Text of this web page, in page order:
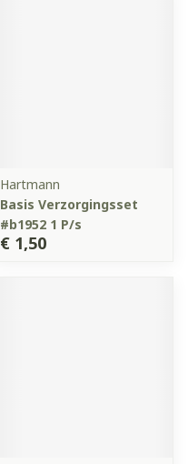
Hartmann
Basis Verzorgingsset
#b1952 1 P/s
€ 1,50